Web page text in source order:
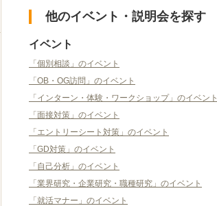
他のイベント・説明会を探す
イベント
「個別相談」のイベント
「OB・OG訪問」のイベント
「インターン・体験・ワークショップ」のイベント
「面接対策」のイベント
「エントリーシート対策」のイベント
「GD対策」のイベント
「自己分析」のイベント
「業界研究・企業研究・職種研究」のイベント
「就活マナー」のイベント